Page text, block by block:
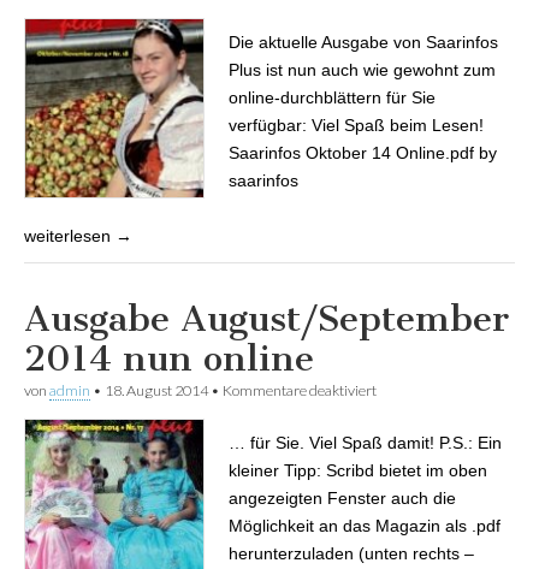
online
Die aktuelle Ausgabe von Saarinfos
Plus ist nun auch wie gewohnt zum
online-durchblättern für Sie
verfügbar: Viel Spaß beim Lesen!
Saarinfos Oktober 14 Online.pdf by
saarinfos
weiterlesen →
Ausgabe August/September
2014 nun online
von admin • 18. August 2014• Kommentare deaktiviert
… für Sie. Viel Spaß damit! P.S.: Ein
kleiner Tipp: Scribd bietet im oben
angezeigten Fenster auch die
Möglichkeit an das Magazin als .pdf
herunterzuladen (unten rechts –